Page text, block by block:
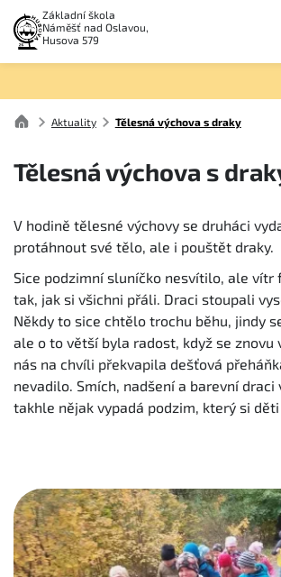
Základní škola
Náměšť nad Oslavou,
Husova 579
Aktuality Tělesná výchova s draky
Tělesná výchova s
V hodině tělesné výchovy se druháci
protáhnout své tělo, ale i pouštět draky.
Sice podzimní sluníčko nesvítilo, ale vítr
tak, jak si všichni přáli. Draci stoupali
Někdy to sice chtělo trochu běhu, jindy
ale o to větší byla radost, když se znovu
nás na chvíli překvapila dešťová
nevadilo. Smích, nadšení a barevní draci
takhle nějak vypadá podzim, který si